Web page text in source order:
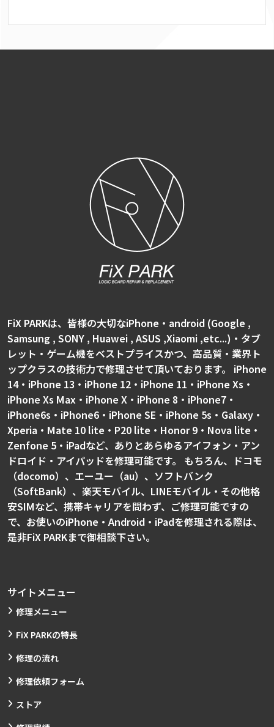
FiX PARKは、皆様の大切なiPhone・android (Google ,
Samsung , SONY , Huawei , ASUS ,Xiaomi ,etc...)・タブ
レット・ゲーム機をベストプライスかつ、高品質・業界ト
ップクラスの技術力で修理させて頂いております。 iPhone
14・iPhone 13・iPhone 12・iPhone 11・iPhone Xs・
iPhone Xs Max・iPhone X・iPhone 8・iPhone7・
iPhone6s・iPhone6・iPhone SE・iPhone 5s・Galaxy・
Xperia・Mate 10 lite・P20 lite・Honor 9・Nova lite・
Zenfone 5・iPadなど、ありとあらゆるアイフォン・アン
ドロイド・アイパッドを修理可能です。 もちろん、ドコモ
（docomo）、エーユー（au）、ソフトバンク
（SoftBank）、楽天モバイル、LINEモバイル・その他格
安SIMなど、携帯キャリアを問わず、ご修理可能ですの
で、お使いのiPhone・Android・iPadを修理される際は、
是非FiX PARKまで御相談下さい。
サイトメニュー
修理メニュー
FiX PARKの特長
修理の流れ
修理依頼フォーム
ストア